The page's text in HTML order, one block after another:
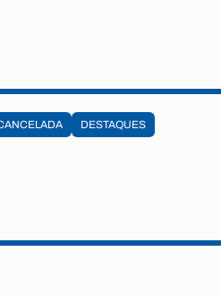
DESTAQUES